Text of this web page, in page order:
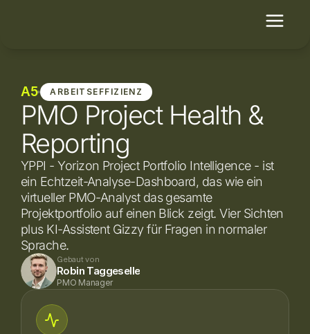
A5 ARBEITSEFFIZIENZ
PMO Project Health &
Reporting
YPPI - Yorizon Project Portfolio Intelligence - ist
ein Echtzeit-Analyse-Dashboard, das wie ein
virtueller PMO-Analyst das gesamte
Projektportfolio auf einen Blick zeigt. Vier Sichten
plus KI-Assistent Gizzy für Fragen in normaler
Sprache.
Gebaut von
Robin Taggeselle
PMO Manager